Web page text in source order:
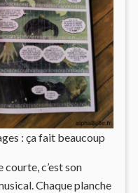
: ça fait beaucoup
c’est son
Chaque planche